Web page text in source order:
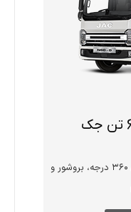
مشخصات فنی، ویدیو، تصاویر، نمای ۳۶۰ درجه، بروشور و